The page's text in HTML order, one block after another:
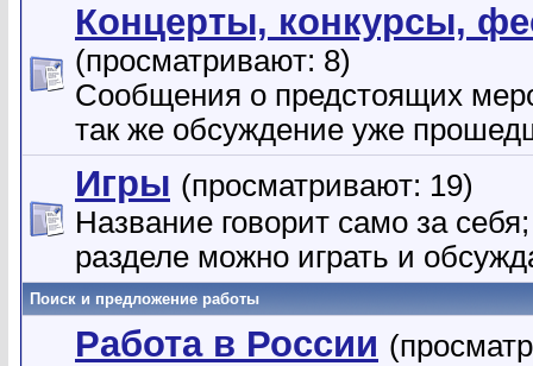
Концерты, конкурсы,
(просматривают: 8)
Сообщения о предстоящих
так же обсуждение уже
Игры (просматривают: 19)
Название говорит само за
разделе можно играть и
Поиск и предложение работы
Работа в России